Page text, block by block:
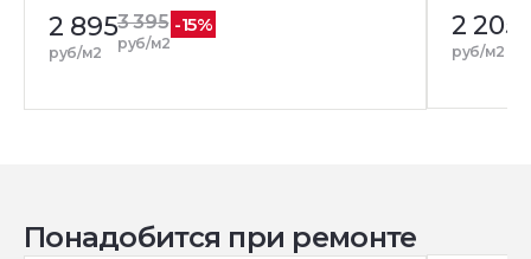
2 895
руб/м2
3 395
руб/м2
-15% 2 205
руб/м2
Понадобится при ремонте